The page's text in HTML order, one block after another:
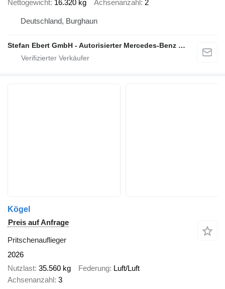
Nettogewicht 16.320 kg Achsenanzahl 2
Deutschland, Burghaun
Stefan Ebert GmbH - Autorisierter Mercedes-Benz Servicepartner
Kögel
Preis auf Anfrage
Pritschenauflieger
2026
Nutzlast 35.560 kg Federung Luft/Luft
Achsenanzahl 3